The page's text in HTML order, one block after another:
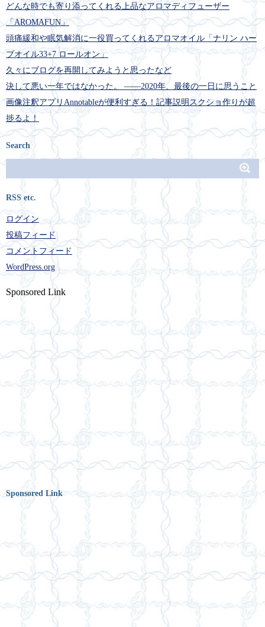
どんな時でも寄り添ってくれる上品なアロマディフューザー
「AROMAFUN」
頭痛緩和や眠気解消に一役買ってくれるアロマオイル「ナリン ハー
ブオイル33+7 ロールオン」
久々にブログを再開してみようと思ったなど
決して悪い一年ではなかった。 ――2020年、最後の一日に思うこと
画像注釈アプリAnnotableが便利すぎる！記事説明スクショ作りが超
捗るよ！
Search
RSS etc.
ログイン
投稿フィード
コメントフィード
WordPress.org
Sponsored Link
Sponsored Link